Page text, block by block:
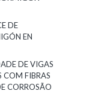
DE
EN
DE VIGAS
COM FIBRAS
CORROSÃO